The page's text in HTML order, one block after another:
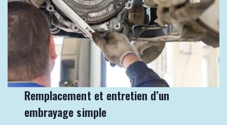
Remplacement et entretien d’un
embrayage simple